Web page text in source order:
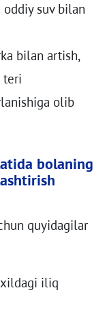
suv bilan
bilan artish,
teri
olib
bolaning
quyidagilar
iliq